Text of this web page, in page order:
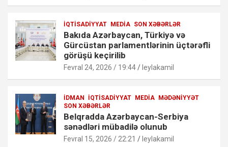
İQTISADIYYAT MEDIA SON XƏBƏRLƏR
Bakıda Azərbaycan, Türkiyə və
Gürcüstan parlamentlərinin üçtərəfli
görüşü keçirilib
Fevral 24, 2026 / 19:44 leylakamil
İDMAN İQTISADIYYAT MEDIA MƏDƏNIYYƏT
SON XƏBƏRLƏR
Belqradda Azərbaycan-Serbiya
sənədləri mübadilə olunub
Fevral 15, 2026 / 22:21 leylakamil